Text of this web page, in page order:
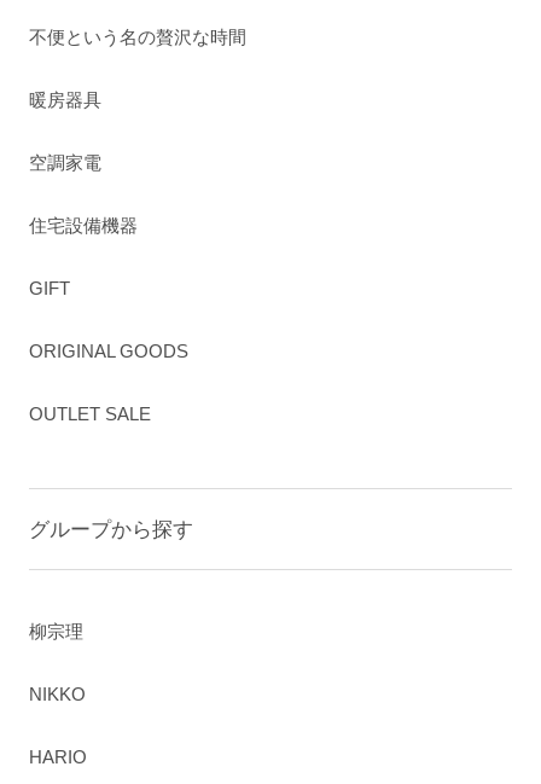
不便という名の贅沢な時間
暖房器具
空調家電
住宅設備機器
GIFT
ORIGINAL GOODS
OUTLET SALE
グループから探す
柳宗理
NIKKO
HARIO